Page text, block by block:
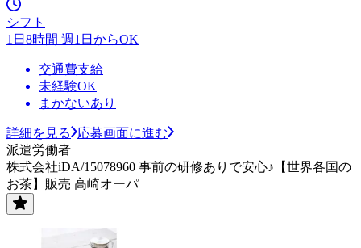
シフト
1日8時間 週1日からOK
交通費支給
未経験OK
まかないあり
詳細を見る
応募画面に進む
派遣労働者
株式会社iDA/15078960 事前の研修ありで安心♪【世界各国の
お茶】販売 高崎オーパ